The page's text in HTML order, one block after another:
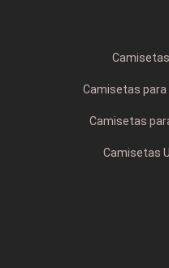
Camisetas
Camisetas
Camisetas